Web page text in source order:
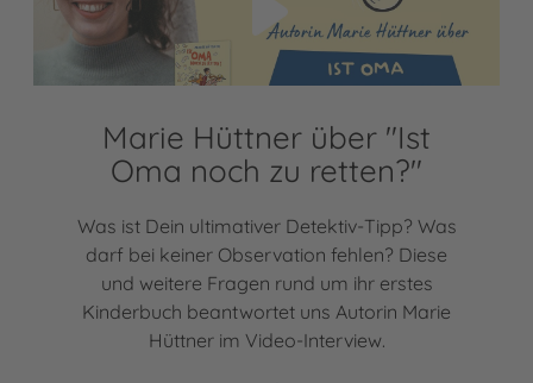
Marie Hüttner über "Ist
Oma noch zu retten?"
Was ist Dein ultimativer Detektiv-Tipp? Was
darf bei keiner Observation fehlen? Diese
und weitere Fragen rund um ihr erstes
Kinderbuch beantwortet uns Autorin Marie
Hüttner im Video-Interview.